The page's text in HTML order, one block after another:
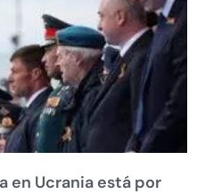
en Ucrania está por